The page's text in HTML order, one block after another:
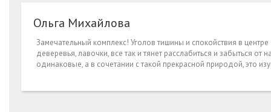
Ольга Михайлова
Замечательный комплекс! Уголов тишины и спокойствия в
деверевья, лавочки, все так и тянет расслабиться и забыться
одинаковые, а в сочетании с такой прекрасной природой, это